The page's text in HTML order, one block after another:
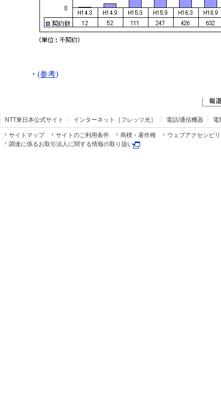
・ (参考)
NTT東日本公式サイト インターネット［フレッツ光］ 電話/通信機器 電
サイトマップ サイトのご利用条件 商標・著作権
ウェブアクセシビ
調達に係るお取引法人に関する情報の取り扱い